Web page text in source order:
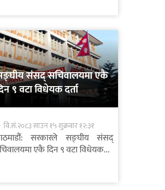
संसद् सचिवालयमा एकै
९ वटा विधेयक दर्ता
वि.सं.२०८३ साउन १५ शुक्रवार १२:३१
सरकारले सङ्घीय संसद्
एकै दिन ९ वटा विधेयक...